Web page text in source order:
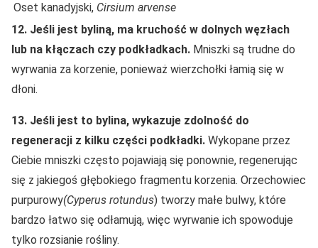
Oset kanadyjski, Cirsium arvense
12. Jeśli jest byliną, ma kruchość w dolnych węzłach
lub na kłączach czy podkładkach. Mniszki są trudne do
wyrwania za korzenie, ponieważ wierzchołki łamią się w
dłoni.
13. Jeśli jest to bylina, wykazuje zdolność do
regeneracji z kilku części podkładki. Wykopane przez
Ciebie mniszki często pojawiają się ponownie, regenerując
się z jakiegoś głębokiego fragmentu korzenia. Orzechowiec
purpurowy(Cyperus rotundus) tworzy małe bulwy, które
bardzo łatwo się odłamują, więc wyrwanie ich spowoduje
tylko rozsianie rośliny.